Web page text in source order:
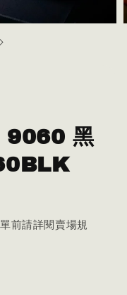
黑
前請詳閱賣場規